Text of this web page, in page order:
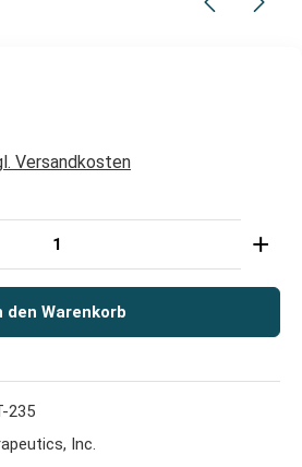
Versandkosten
den gewünschten Wert ein
den Warenkorb
235
Inc.